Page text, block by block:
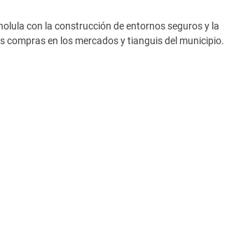
con la construcción de entornos seguros y la
en los mercados y tianguis del municipio.